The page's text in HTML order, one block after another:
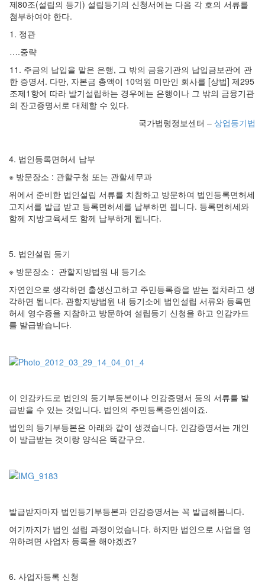
제80조(설립의 등기) 설립등기의 신청서에는 다음 각 호의 서류를
첨부하여야 한다.
1. 정관
….중략
11. 주금의 납입을 맡은 은행, 그 밖의 금융기관의 납입금보관에 관
한 증명서. 다만, 자본금 총액이 10억원 미만인 회사를 [상법] 제295
조제1항에 따라 발기설립하는 경우에는 은행이나 그 밖의 금융기관
의 잔고증명서로 대체할 수 있다.
국가법령정보센터 – 상업등기법
4. 법인등록면허세 납부
※ 방문장소 : 관할구청 또는 관할세무과
위에서 준비한 법인설립 서류를 치참하고 방문하여 법인등록면허세
고지서를 발급 받고 등록면허세를 납부하면 됩니다. 등록면허세와
함께 지방교육세도 함께 납부하게 됩니다.
5. 법인설립 등기
※ 방문장소 : 관할지방법원 내 등기소
자연인으로 생각하면 출생신고하고 주민등록증을 받는 절차라고 생
각하면 됩니다. 관할지방법원 내 등기소에 법인설립 서류와 등록면
허세 영수증을 지참하고 방문하여 설립등기 신청을 하고 인감카드
를 발급받습니다.
이 인감카드로 법인의 등기부등본이나 인감증명서 등의 서류를 발
급받을 수 있는 것입니다. 법인의 주민등록증인셈이죠.
법인의 등기부등본은 아래와 같이 생겼습니다. 인감증명서는 개인
이 발급받는 것이랑 양식은 똑같구요.
발급받자마자 법인등기부등본과 인감증명서는 꼭 발급해봅니다.
여기까지가 법인 설립 과정이었습니다. 하지만 법인으로 사업을 영
위하려면 사업자 등록을 해야겠죠?
6. 사업자등록 신청